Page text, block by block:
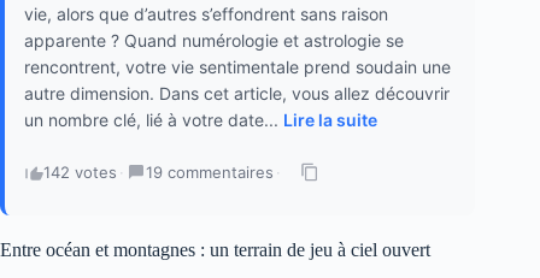
vie, alors que d’autres s’effondrent sans raison
apparente ? Quand numérologie et astrologie se
rencontrent, votre vie sentimentale prend soudain une
autre dimension. Dans cet article, vous allez découvrir
un nombre clé, lié à votre date... Lire la suite
142 votes · 19 commentaires ·
Entre océan et montagnes : un terrain de jeu à ciel ouvert